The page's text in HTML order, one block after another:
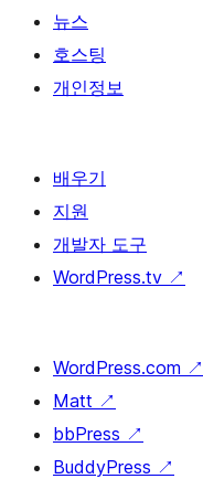
뉴스
호스팅
개인정보
배우기
지원
개발자 도구
WordPress.tv ↗
WordPress.com ↗
Matt ↗
bbPress ↗
BuddyPress ↗